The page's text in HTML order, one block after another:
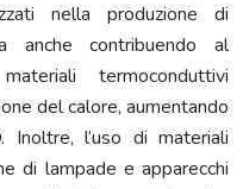
nella produzione di
anche contribuendo al
termoconduttivi
del calore, aumentando
Inoltre, l’uso di materiali
di lampade e apparecchi